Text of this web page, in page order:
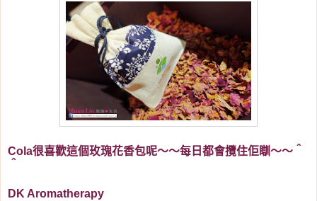
Cola很喜歡這個玫瑰花香包呢～～每日都會攬住佢瞓～～＾
DK Aromatherapy